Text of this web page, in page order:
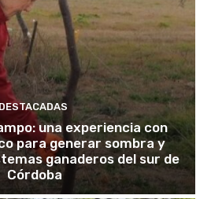
DESTACADAS
una experiencia con
para generar sombra y
ganaderos del sur de
Córdoba